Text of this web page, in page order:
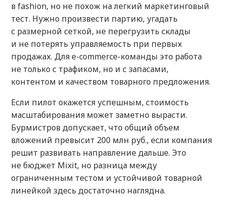
в fashion, но не похож на легкий маркетинговый
тест. Нужно произвести партию, угадать
с размерной сеткой, не перегрузить склады
и не потерять управляемость при первых
продажах. Для e-commerce-команды это работа
не только с трафиком, но и с запасами,
контентом и качеством товарного предложения.
Если пилот окажется успешным, стоимость
масштабирования может заметно вырасти.
Бурмистров допускает, что общий объем
вложений превысит 200 млн руб., если компания
решит развивать направление дальше. Это
не бюджет Mixit, но разница между
ограниченным тестом и устойчивой товарной
линейкой здесь достаточно наглядна.